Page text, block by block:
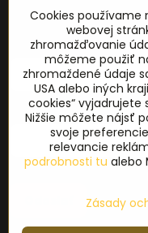
Prihlásenie na
Meno*
E-mail*
Cookies používame
webovej
zhromažďovanie
môžeme použiť
zhromaždené údaje
USA alebo iných
cookies“
Nižšie môžete nájsť
svoje
relevancie
podrobnosti tu alebo
Zásady